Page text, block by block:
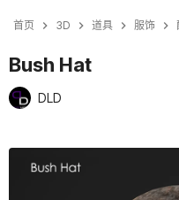
首页 3D 道具 服饰
Bush Hat
DLD
当前幻灯片：1 / 6